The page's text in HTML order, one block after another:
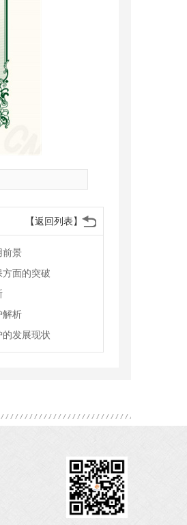
【返回列表】
前景
面的突破
解析
发展现状